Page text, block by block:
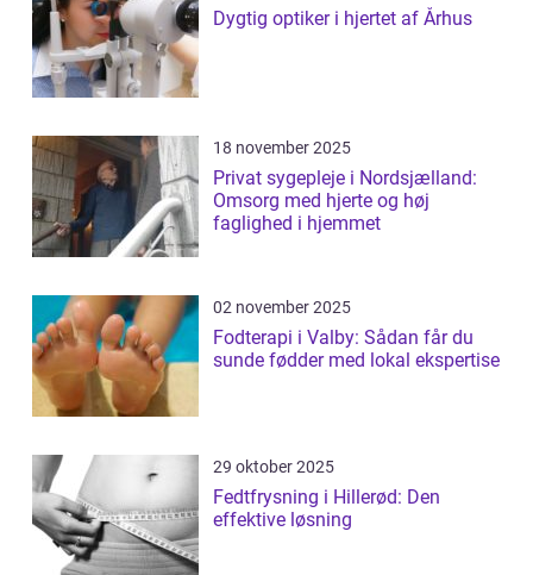
Dygtig optiker i hjertet af Århus
18 november 2025
Privat sygepleje i Nordsjælland:
Omsorg med hjerte og høj
faglighed i hjemmet
02 november 2025
Fodterapi i Valby: Sådan får du
sunde fødder med lokal ekspertise
29 oktober 2025
Fedtfrysning i Hillerød: Den
effektive løsning